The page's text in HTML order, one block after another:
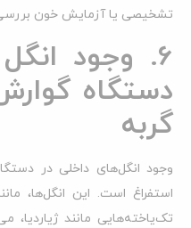
تشخیصی یا آزمایش خون
6. وجود
دستگاه
گربه
وجود انگل‌های داخلی در
استفراغ است. این انگل‌ها،
تک‌یاخته‌هایی مانند ژیاردیا،